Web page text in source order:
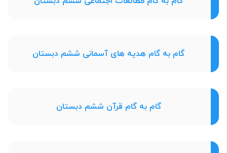
گام به گام هدیه های آسمانی ششم دبستان
گام به گام قرآن ششم دبستان